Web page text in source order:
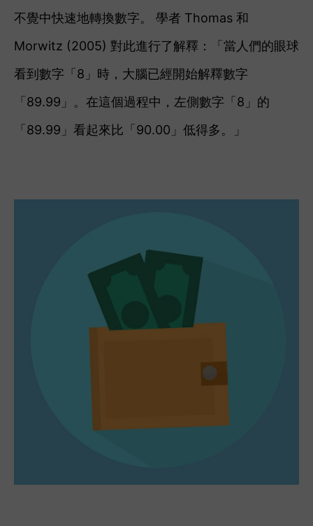
不覺中快速地轉換數字。 學者 Thomas 和
Morwitz (2005) 對此進行了解釋：
「當人們的眼球
看到數字「8」時，大腦已經開始解釋數字
「89.99」。在這個過程中，左側數字 「8」 的
「89.99 」 看起來比 「90.00 」 低得多。」